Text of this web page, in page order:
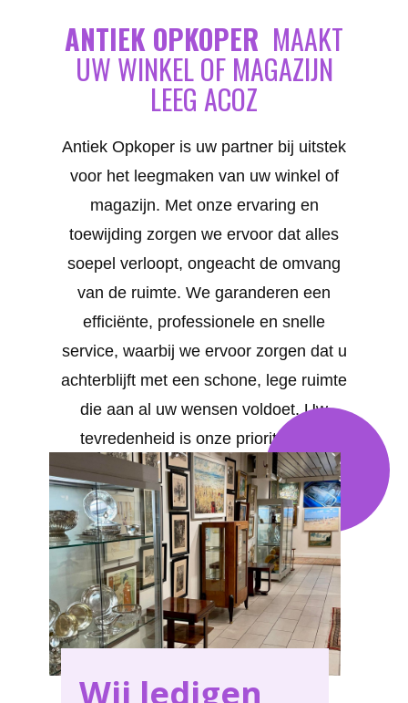
ANTIEK OPKOPER MAAKT
UW WINKEL OF MAGAZIJN
LEEG ACOZ
Antiek Opkoper is uw partner bij uitstek
voor het leegmaken van uw winkel of
magazijn. Met onze ervaring en
toewijding zorgen we ervoor dat alles
soepel verloopt, ongeacht de omvang
van de ruimte. We garanderen een
efficiënte, professionele en snelle
service, waarbij we ervoor zorgen dat u
achterblijft met een schone, lege ruimte
die aan al uw wensen voldoet. Uw
tevredenheid is onze prioriteit. We
bieden op maat gemaakte oplossingen
voor al uw behoeften in Acoz .
Wij ledigen